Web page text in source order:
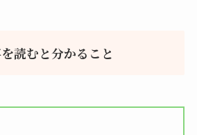
読むと分かること